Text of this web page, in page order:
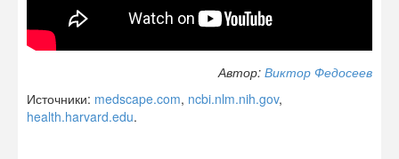
Автор: Виктор Федосеев
Источники: medscape.com, ncbi.nlm.nih.gov,
health.harvard.edu.